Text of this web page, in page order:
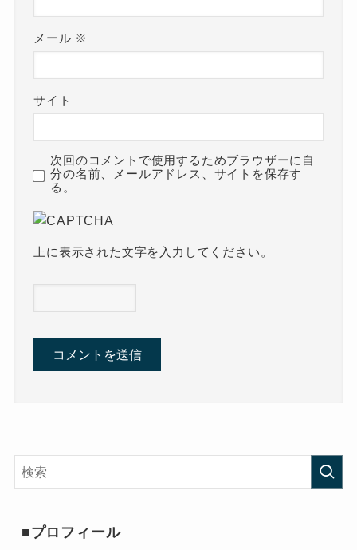
メール ※
サイト
次回のコメントで使用するためブラウザーに自
分の名前、メールアドレス、サイトを保存す
る。
上に表示された文字を入力してください。
■プロフィール